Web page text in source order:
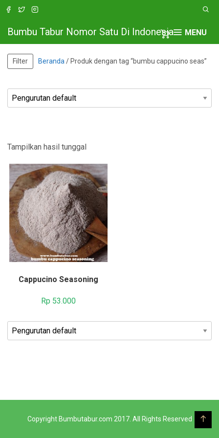
MENU
Bumbu Tabur Nomor Satu Di Indonesia
Filter Beranda / Produk dengan tag “bumbu cappucino seas”
Tampilkan hasil tunggal
Cappucino Seasoning
Rp 53.000
Copyright Bumbutabur.com 2017. All Rights Reserved